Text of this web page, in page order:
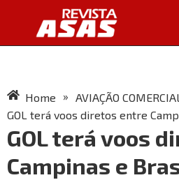
Home » AVIAÇÃO
GOL terá voos diretos entre
GOL terá voos
Campinas e